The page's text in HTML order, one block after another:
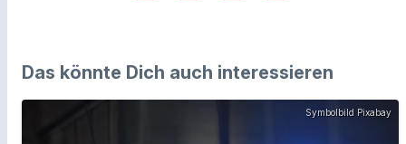
Das könnte Dich auch interessieren
Symbolbild Pixabay